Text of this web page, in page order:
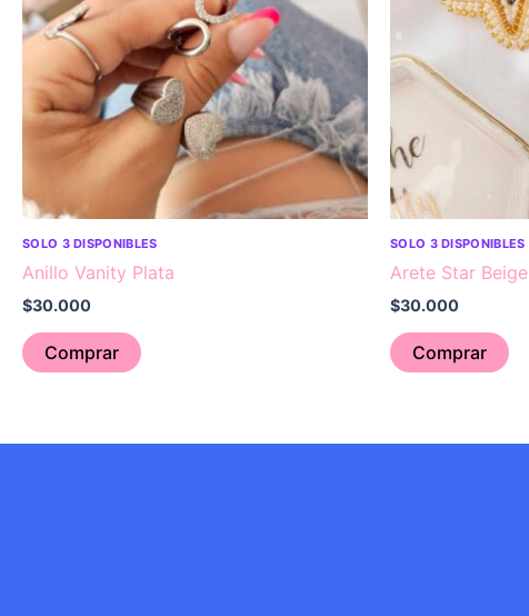
SOLO 3 DISPONIBLES
Anillo Vanity Plata
$30.000
Comprar
SOLO 3 DISPONIBLES
Arete Star Beige
$30.000
Comprar